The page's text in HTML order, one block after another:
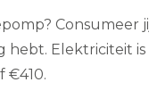
Consumeer
hebt. Elektriciteit
€410.